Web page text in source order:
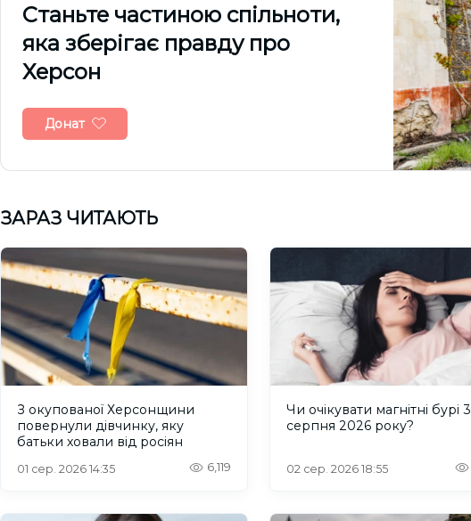
Cтаньте частиною спільноти,
яка зберігає правду про
Херсон
Донат
ЗАРАЗ ЧИТАЮТЬ
З окупованої Херсонщини
повернули дівчинку, яку
батьки ховали від росіян
01 сер. 2026 14:35 6,119
Чи очікувати магнітні бурі 3
серпня 2026 року?
02 сер. 2026 18:55